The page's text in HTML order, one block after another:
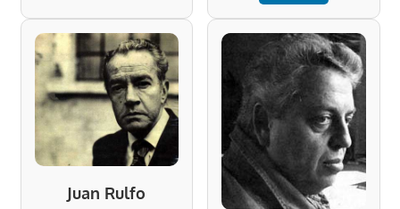
Juan Rulfo